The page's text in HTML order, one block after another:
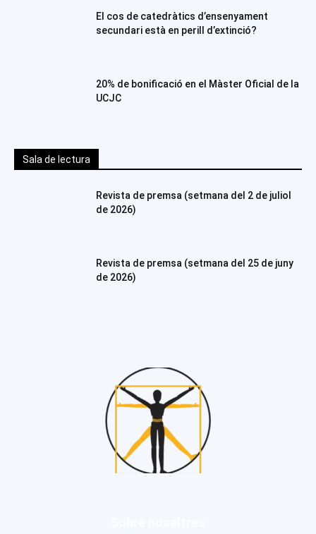
El cos de catedràtics d’ensenyament
secundari està en perill d’extinció?
20% de bonificació en el Màster Oficial de la
UCJC
Sala de lectura
Revista de premsa (setmana del 2 de juliol
de 2026)
Revista de premsa (setmana del 25 de juny
de 2026)